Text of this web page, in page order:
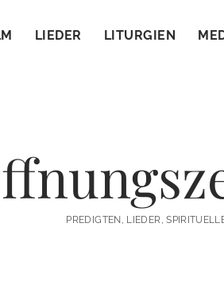
LIEDER LITURGIEN
PREDIGTEN, LIEDER,